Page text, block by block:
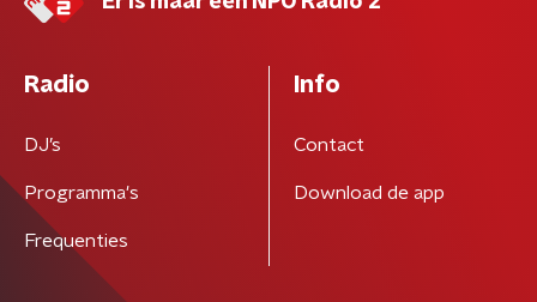
Radio
DJ’s
Programma's
Frequenties
Info
Contact
Download de app